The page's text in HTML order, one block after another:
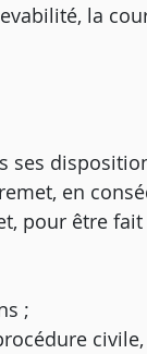
la
ses
en
pour être
;